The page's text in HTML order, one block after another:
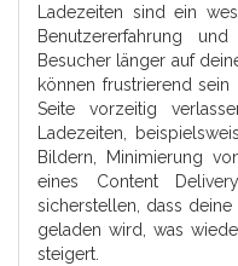
Ladezeiten sind ein
Benutzererfahrung
Besucher länger auf
können frustrierend
Seite vorzeitig
Ladezeiten,
Bildern, Minimierung
eines Content
sicherstellen, dass
geladen wird, was
steigert.